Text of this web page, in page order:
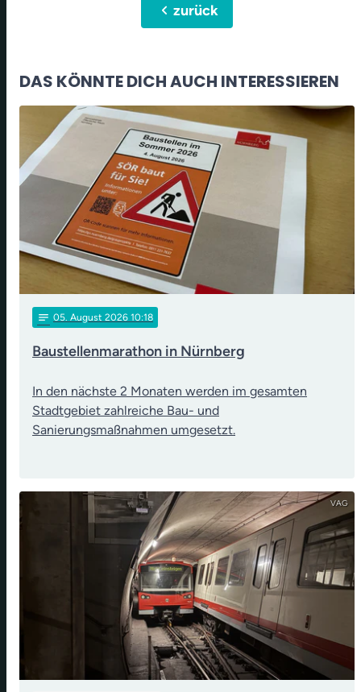
chevron_leftzurück
DAS KÖNNTE DICH AUCH INTERESSIEREN
notes 05. August 2026 10:18
Baustellenmarathon in Nürnberg
In den nächste 2 Monaten werden im gesamten
Stadtgebiet zahlreiche Bau- und
Sanierungsmaßnahmen umgesetzt.
VAG